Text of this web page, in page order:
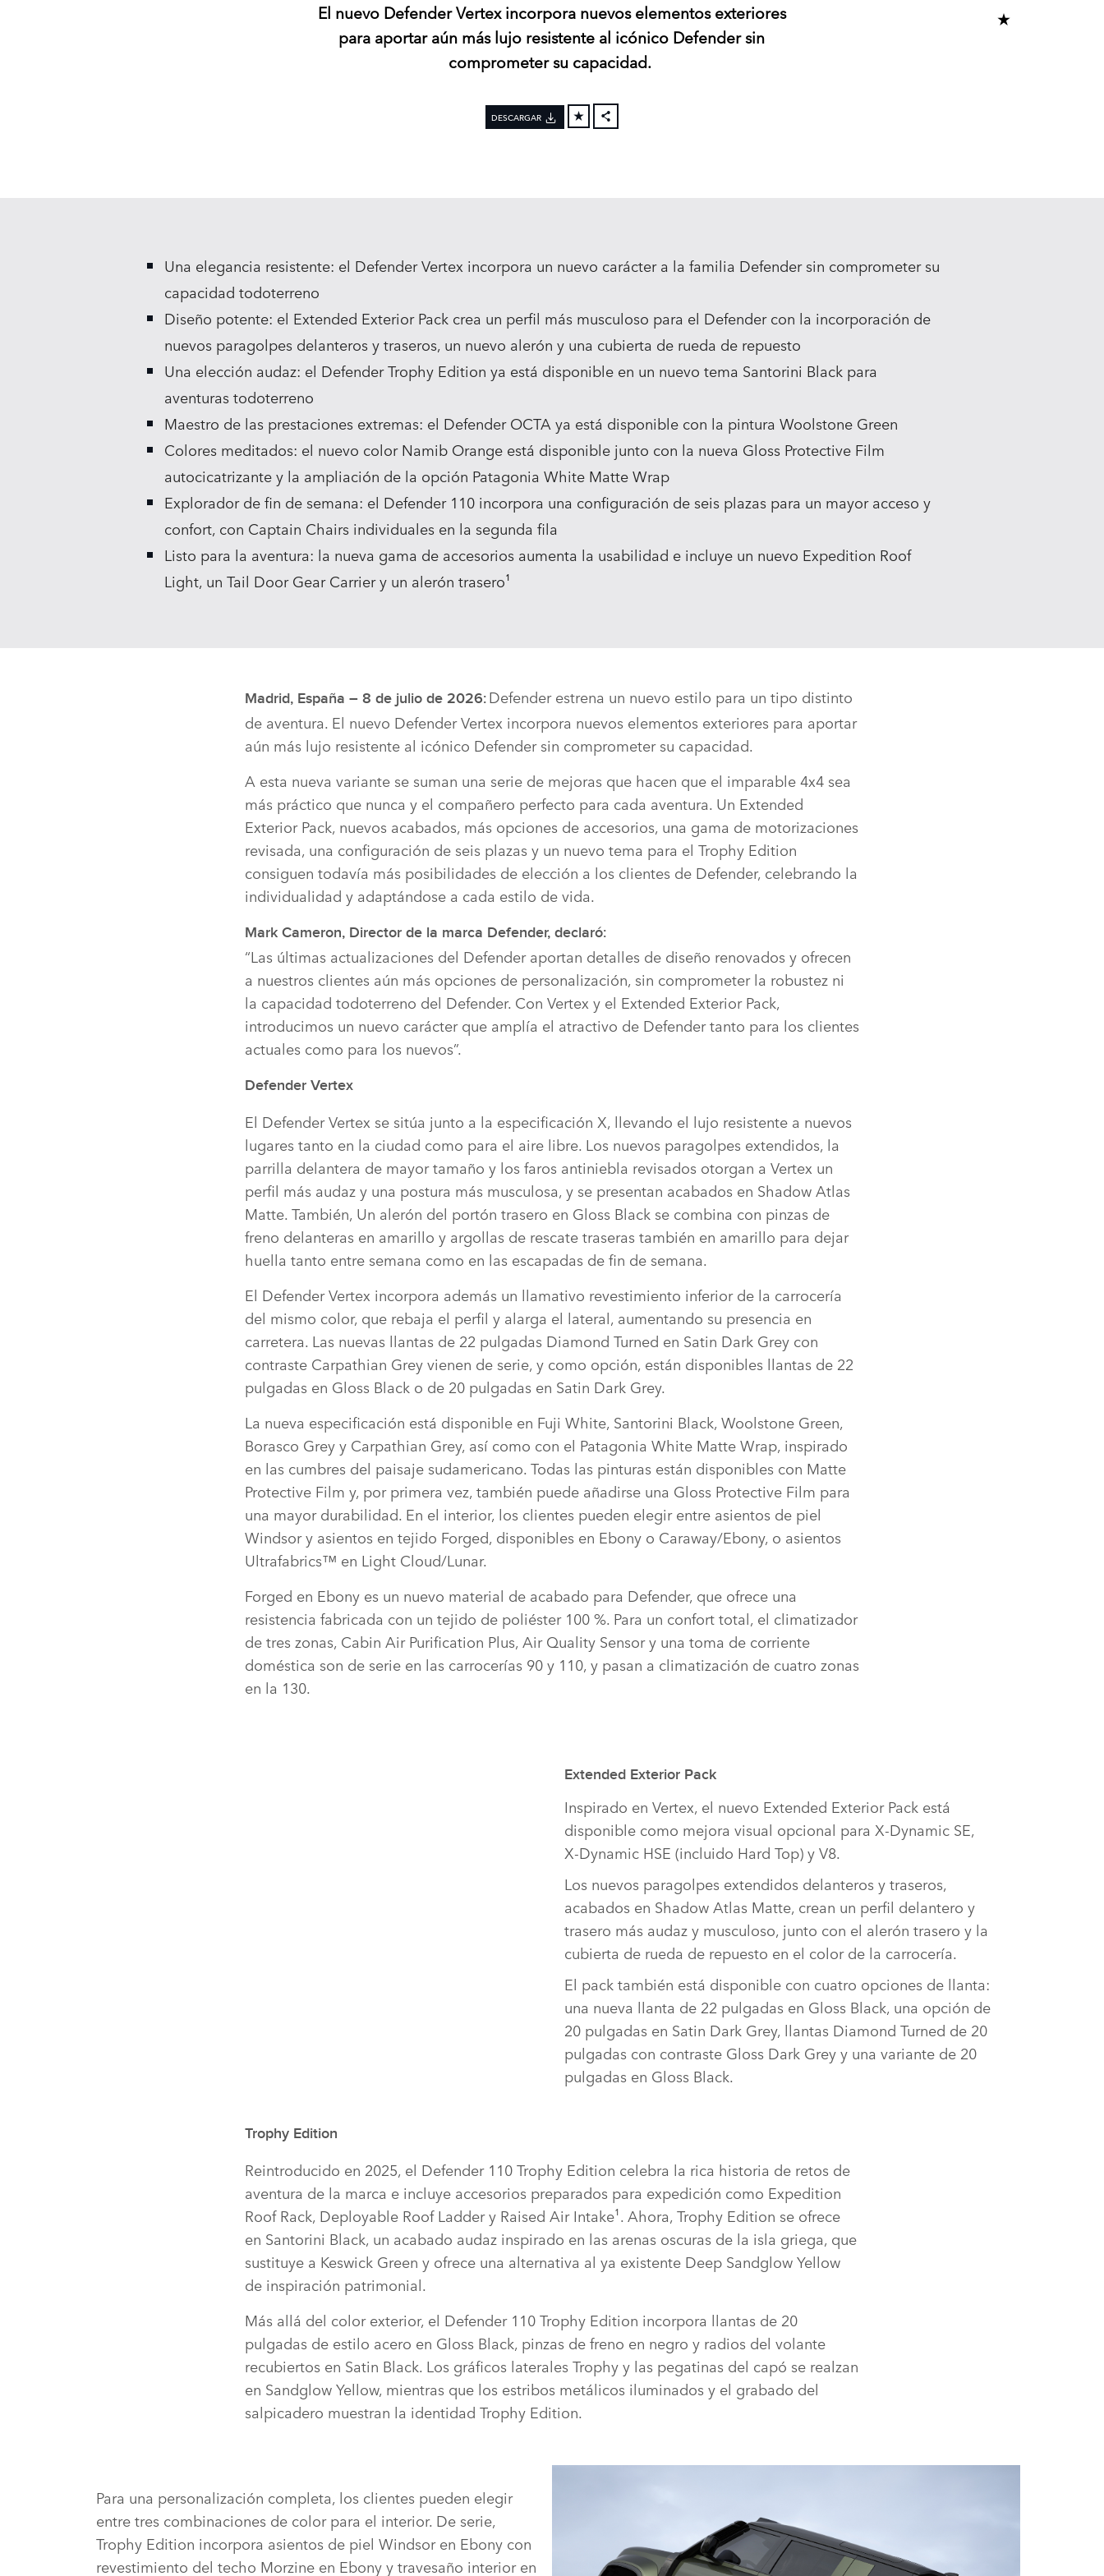
El nuevo Defender Vertex incorpora nuevos elementos exteriores
para aportar aún más lujo resistente al icónico Defender sin
comprometer su capacidad.
DESCARGAR
Una elegancia resistente: el Defender Vertex incorpora un nuevo carácter a la familia Defender sin comprometer su
capacidad todoterreno
Diseño potente: el Extended Exterior Pack crea un perfil más musculoso para el Defender con la incorporación de
nuevos paragolpes delanteros y traseros, un nuevo alerón y una cubierta de rueda de repuesto
Una elección audaz: el Defender Trophy Edition ya está disponible en un nuevo tema Santorini Black para
aventuras todoterreno
Maestro de las prestaciones extremas: el Defender OCTA ya está disponible con la pintura Woolstone Green
Colores meditados: el nuevo color Namib Orange está disponible junto con la nueva Gloss Protective Film
autocicatrizante y la ampliación de la opción Patagonia White Matte Wrap
Explorador de fin de semana: el Defender 110 incorpora una configuración de seis plazas para un mayor acceso y
confort, con Captain Chairs individuales en la segunda fila
Listo para la aventura: la nueva gama de accesorios aumenta la usabilidad e incluye un nuevo Expedition Roof
Light, un Tail Door Gear Carrier y un alerón trasero¹
Madrid, España – 8 de julio de 2026:Defender estrena un nuevo estilo para un tipo distinto
de aventura. El nuevo Defender Vertex incorpora nuevos elementos exteriores para aportar
aún más lujo resistente al icónico Defender sin comprometer su capacidad.
A esta nueva variante se suman una serie de mejoras que hacen que el imparable 4x4 sea
más práctico que nunca y el compañero perfecto para cada aventura. Un Extended
Exterior Pack, nuevos acabados, más opciones de accesorios, una gama de motorizaciones
revisada, una configuración de seis plazas y un nuevo tema para el Trophy Edition
consiguen todavía más posibilidades de elección a los clientes de Defender, celebrando la
individualidad y adaptándose a cada estilo de vida.
Mark Cameron, Director de la marca Defender, declaró:
“Las últimas actualizaciones del Defender aportan detalles de diseño renovados y ofrecen
a nuestros clientes aún más opciones de personalización, sin comprometer la robustez ni
la capacidad todoterreno del Defender. Con Vertex y el Extended Exterior Pack,
introducimos un nuevo carácter que amplía el atractivo de Defender tanto para los clientes
actuales como para los nuevos”.
Defender Vertex
El Defender Vertex se sitúa junto a la especificación X, llevando el lujo resistente a nuevos
lugares tanto en la ciudad como para el aire libre. Los nuevos paragolpes extendidos, la
parrilla delantera de mayor tamaño y los faros antiniebla revisados otorgan a Vertex un
perfil más audaz y una postura más musculosa, y se presentan acabados en Shadow Atlas
Matte. También, Un alerón del portón trasero en Gloss Black se combina con pinzas de
freno delanteras en amarillo y argollas de rescate traseras también en amarillo para dejar
huella tanto entre semana como en las escapadas de fin de semana.
El Defender Vertex incorpora además un llamativo revestimiento inferior de la carrocería
del mismo color, que rebaja el perfil y alarga el lateral, aumentando su presencia en
carretera. Las nuevas llantas de 22 pulgadas Diamond Turned en Satin Dark Grey con
contraste Carpathian Grey vienen de serie, y como opción, están disponibles llantas de 22
pulgadas en Gloss Black o de 20 pulgadas en Satin Dark Grey.
La nueva especificación está disponible en Fuji White, Santorini Black, Woolstone Green,
Borasco Grey y Carpathian Grey, así como con el Patagonia White Matte Wrap, inspirado
en las cumbres del paisaje sudamericano. Todas las pinturas están disponibles con Matte
Protective Film y, por primera vez, también puede añadirse una Gloss Protective Film para
una mayor durabilidad. En el interior, los clientes pueden elegir entre asientos de piel
Windsor y asientos en tejido Forged, disponibles en Ebony o Caraway/Ebony, o asientos
Ultrafabrics™ en Light Cloud/Lunar.
Forged en Ebony es un nuevo material de acabado para Defender, que ofrece una
resistencia fabricada con un tejido de poliéster 100 %. Para un confort total, el climatizador
de tres zonas, Cabin Air Purification Plus, Air Quality Sensor y una toma de corriente
doméstica son de serie en las carrocerías 90 y 110, y pasan a climatización de cuatro zonas
en la 130.
SHARE
Extended Exterior Pack
Inspirado en Vertex, el nuevo Extended Exterior Pack está
disponible como mejora visual opcional para X‑Dynamic SE,
X‑Dynamic HSE (incluido Hard Top) y V8.
Los nuevos paragolpes extendidos delanteros y traseros,
acabados en Shadow Atlas Matte, crean un perfil delantero y
trasero más audaz y musculoso, junto con el alerón trasero y la
cubierta de rueda de repuesto en el color de la carrocería.
El pack también está disponible con cuatro opciones de llanta:
una nueva llanta de 22 pulgadas en Gloss Black, una opción de
20 pulgadas en Satin Dark Grey, llantas Diamond Turned de 20
pulgadas con contraste Gloss Dark Grey y una variante de 20
pulgadas en Gloss Black.
Trophy Edition
Reintroducido en 2025, el Defender 110 Trophy Edition celebra la rica historia de retos de
aventura de la marca e incluye accesorios preparados para expedición como Expedition
Roof Rack, Deployable Roof Ladder y Raised Air Intake¹. Ahora, Trophy Edition se ofrece
en Santorini Black, un acabado audaz inspirado en las arenas oscuras de la isla griega, que
sustituye a Keswick Green y ofrece una alternativa al ya existente Deep Sandglow Yellow
de inspiración patrimonial.
Más allá del color exterior, el Defender 110 Trophy Edition incorpora llantas de 20
pulgadas de estilo acero en Gloss Black, pinzas de freno en negro y radios del volante
recubiertos en Satin Black. Los gráficos laterales Trophy y las pegatinas del capó se realzan
en Sandglow Yellow, mientras que los estribos metálicos iluminados y el grabado del
salpicadero muestran la identidad Trophy Edition.
Para una personalización completa, los clientes pueden elegir
entre tres combinaciones de color para el interior. De serie,
Trophy Edition incorpora asientos de piel Windsor en Ebony con
revestimiento del techo Morzine en Ebony y travesaño interior en